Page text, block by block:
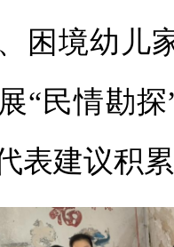
困境幼儿
“民情勘
表建议积